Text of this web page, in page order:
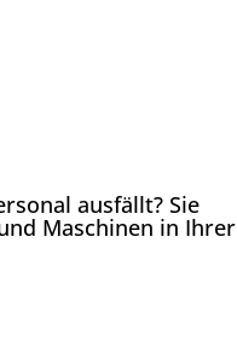
ausfällt? Sie
Maschinen in Ihrer